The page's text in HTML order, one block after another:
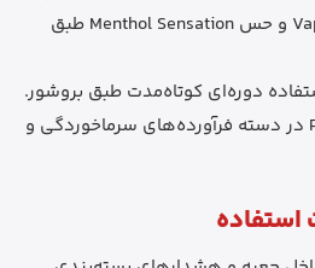
وجود حالت Vapour Release و حس Menthol Sensation طبق
برند شناخته‌شده Panadol در دسته فرآورده‌های سرماخوردگی و
استفاده